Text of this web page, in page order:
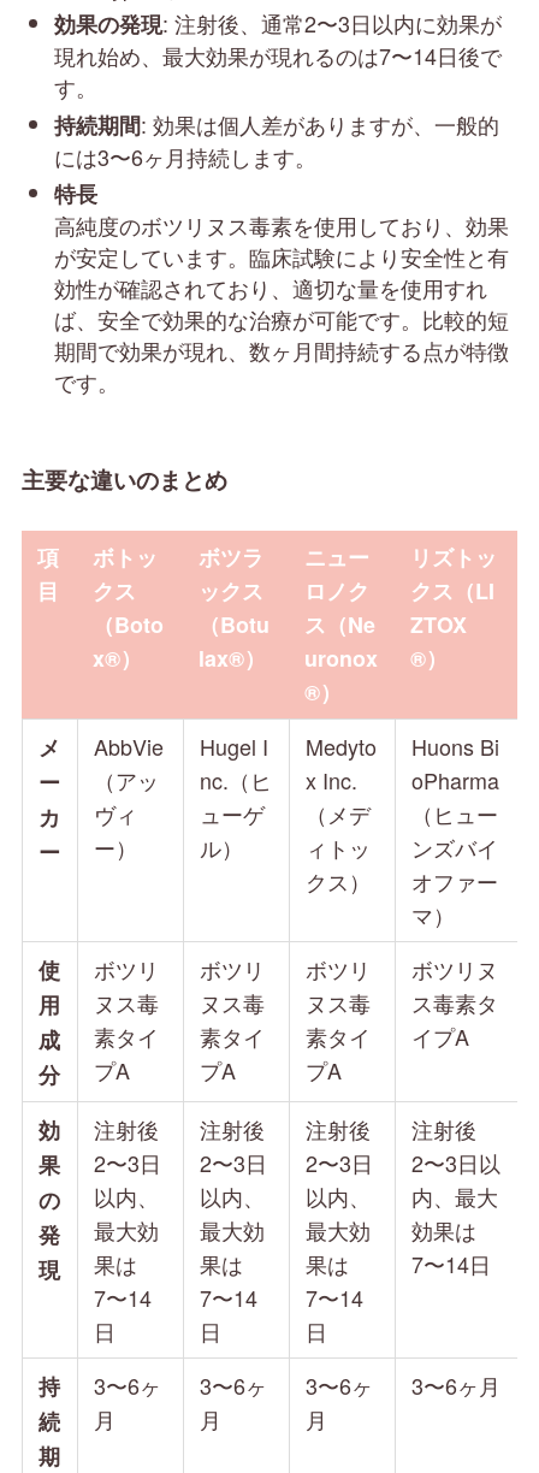
効果の発現: 注射後、通常2〜3日以内に効果が
現れ始め、最大効果が現れるのは7〜14日後で
す。
持続期間: 効果は個人差がありますが、一般的
には3〜6ヶ月持続します。
特長
高純度のボツリヌス毒素を使用しており、効果
が安定しています。臨床試験により安全性と有
効性が確認されており、適切な量を使用すれ
ば、安全で効果的な治療が可能です。比較的短
期間で効果が現れ、数ヶ月間持続する点が特徴
です。
主要な違いのまとめ
項
目
ボトッ
クス
（Boto
x®）
ボツラ
ックス
（Botu
lax®）
ニュー
ロノク
ス（Ne
uronox
®）
リズトッ
クス（LI
ZTOX
®）
メ
ー
カ
ー
AbbVie
（アッ
ヴィ
ー）
Hugel I
nc.（ヒ
ューゲ
ル）
Medyto
x Inc.
（メデ
ィトッ
クス）
Huons Bi
oPharma
（ヒュー
ンズバイ
オファー
マ）
使
用
成
分
ボツリ
ヌス毒
素タイ
プA
ボツリ
ヌス毒
素タイ
プA
ボツリ
ヌス毒
素タイ
プA
ボツリヌ
ス毒素タ
イプA
効
果
の
発
現
注射後
2〜3日
以内、
最大効
果は
7〜14
日
注射後
2〜3日
以内、
最大効
果は
7〜14
日
注射後
2〜3日
以内、
最大効
果は
7〜14
日
注射後
2〜3日以
内、最大
効果は
7〜14日
持
続
期
3〜6ヶ
月
3〜6ヶ
月
3〜6ヶ
月
3〜6ヶ月